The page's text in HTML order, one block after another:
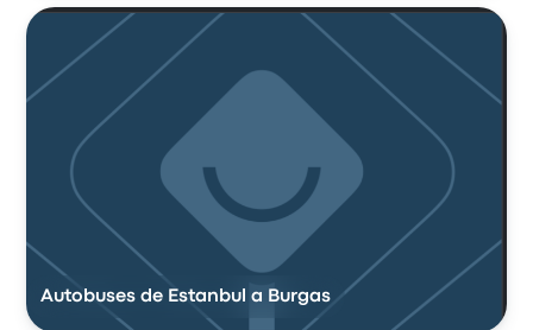
Autobuses de Estanbul a Burgas